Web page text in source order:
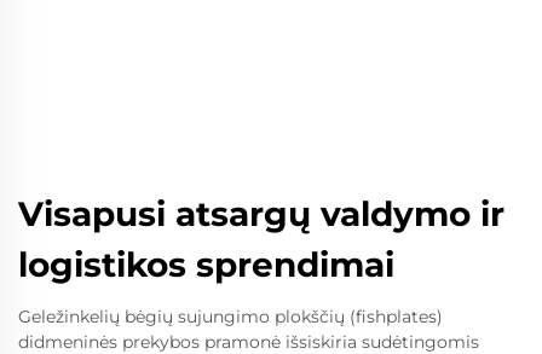
Visapusi atsargų valdymo ir
logistikos sprendimai
Geležinkelių bėgių sujungimo plokščių (fishplates)
didmeninės prekybos pramonė išsiskiria sudėtingomis